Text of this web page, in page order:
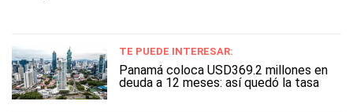
TE PUEDE INTERESAR:
Panamá coloca USD369.2 millones en
deuda a 12 meses: así quedó la tasa